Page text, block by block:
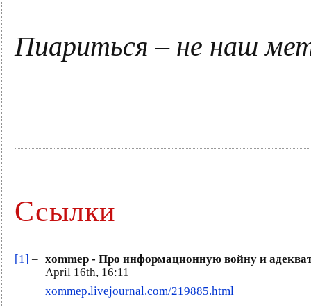
Пиариться – не наш
Ссылки
[1] – xommep - Про информационную войну и
April 16th, 16:11
xommep.livejournal.com/219885.html